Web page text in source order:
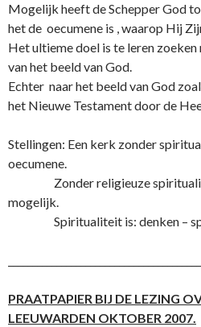
Mogelijk heeft de Schepper God
het de oecumene is , waarop Hij
Het ultieme doel is te leren zoeken
van het beeld van God.
Echter naar het beeld van God
het Nieuwe Testament door de
Stellingen: Een kerk zonder
oecumene.
Zonder religieuze
mogelijk.
Spiritualiteit is: denken –
PRAATPAPIER BIJ DE LEZING
LEEUWARDEN OKTOBER 2007.